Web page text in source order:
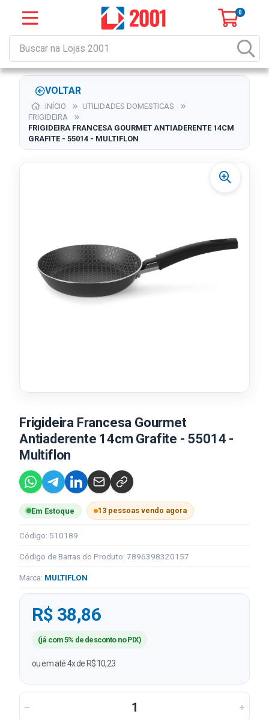
0
VOLTAR
INÍCIO
UTILIDADES DOMESTICAS
FRIGIDEIRA
FRIGIDEIRA FRANCESA GOURMET ANTIADERENTE 14CM
GRAFITE - 55014 - MULTIFLON
Frigideira Francesa Gourmet
Antiaderente 14cm Grafite - 55014 -
Multiflon
Em Estoque 13 pessoas vendo agora
Código: 510189
Código de Barras do Produto: 7896398320157
Marca: MULTIFLON
R$ 38,86
(já com 5% de desconto no PIX)
ou em até 4x de R$ 10,23